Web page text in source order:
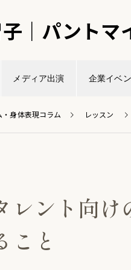
｜パントマ
メディア出演 企業イベ
身体表現コラム レッスン
レント向
こと